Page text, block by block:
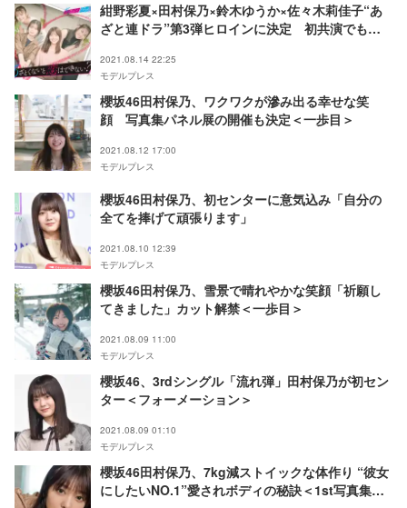
紺野彩夏×田村保乃×鈴木ゆうか×佐々木莉佳子“あ
ざと連ドラ”第3弾ヒロインに決定 初共演でも息
2021.08.14 22:25
モデルプレス
櫻坂46田村保乃、ワクワクが滲み出る幸せな笑
顔 写真集パネル展の開催も決定＜一歩目＞
2021.08.12 17:00
モデルプレス
櫻坂46田村保乃、初センターに意気込み「自分の
全てを捧げて頑張ります」
2021.08.10 12:39
モデルプレス
櫻坂46田村保乃、雪景で晴れやかな笑顔「祈願し
てきました」カット解禁＜一歩目＞
2021.08.09 11:00
モデルプレス
櫻坂46、3rdシングル「流れ弾」田村保乃が初セン
ター＜フォーメーション＞
2021.08.09 01:10
モデルプレス
櫻坂46田村保乃、7kg減ストイックな体作り “彼女
にしたいNO.1”愛されボディの秘訣＜1st写真集